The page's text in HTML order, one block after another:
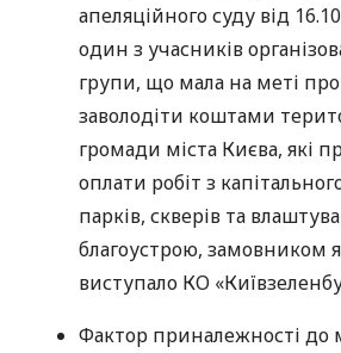
апеляційного суду від
один з учасників
групи, що мала на меті
заволодіти коштами
громади міста Києва, які
оплати робіт з
парків, скверів та
благоустрою, замовником
виступало КО
Фактор приналежності до